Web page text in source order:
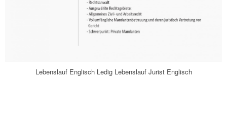
Lebenslauf Englisch Ledig Lebenslauf Jurist Englisch